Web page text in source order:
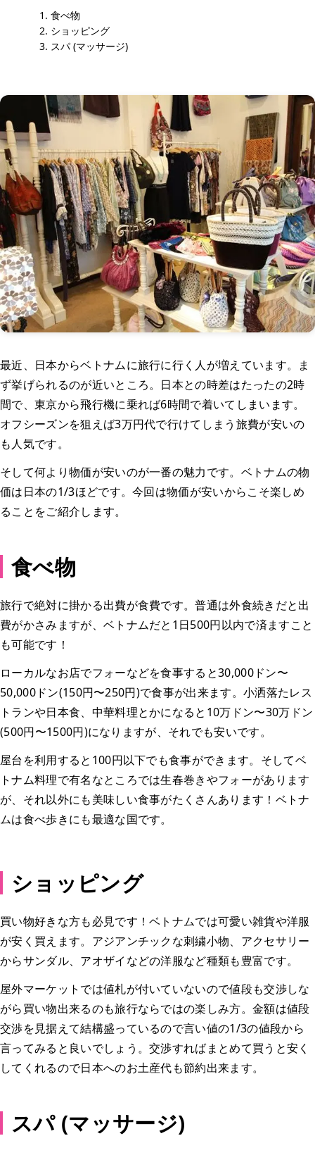
食べ物
ショッピング
スパ (マッサージ)
最近、日本からベトナムに旅行に行く人が増えています。ま
ず挙げられるのが近いところ。日本との時差はたったの2時
間で、東京から飛行機に乗れば6時間で着いてしまいます。
オフシーズンを狙えば3万円代で行けてしまう旅費が安いの
も人気です。
そして何より物価が安いのが一番の魅力です。ベトナムの物
価は日本の1/3ほどです。今回は物価が安いからこそ楽しめ
ることをご紹介します。
食べ物
旅行で絶対に掛かる出費が食費です。普通は外食続きだと出
費がかさみますが、ベトナムだと1日500円以内で済ますこと
も可能です！
ローカルなお店でフォーなどを食事すると30,000ドン〜
50,000ドン(150円〜250円)で食事が出来ます。小洒落たレス
トランや日本食、中華料理とかになると10万ドン〜30万ドン
(500円〜1500円)になりますが、それでも安いです。
屋台を利用すると100円以下でも食事ができます。そしてベ
トナム料理で有名なところでは生春巻きやフォーがあります
が、それ以外にも美味しい食事がたくさんあります！ベトナ
ムは食べ歩きにも最適な国です。
ショッピング
買い物好きな方も必見です！ベトナムでは可愛い雑貨や洋服
が安く買えます。アジアンチックな刺繍小物、アクセサリー
からサンダル、アオザイなどの洋服など種類も豊富です。
屋外マーケットでは値札が付いていないので値段も交渉しな
がら買い物出来るのも旅行ならではの楽しみ方。金額は値段
交渉を見据えて結構盛っているので言い値の1/3の値段から
言ってみると良いでしょう。交渉すればまとめて買うと安く
してくれるので日本へのお土産代も節約出来ます。
スパ (マッサージ)